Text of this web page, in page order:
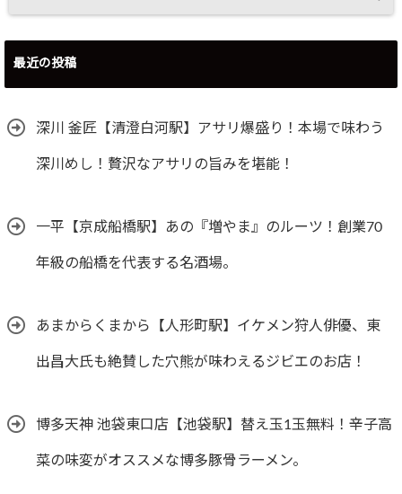
最近の投稿
深川 釜匠【清澄白河駅】アサリ爆盛り！本場で味わう
深川めし！贅沢なアサリの旨みを堪能！
一平【京成船橋駅】あの『増やま』のルーツ！創業70
年級の船橋を代表する名酒場。
あまからくまから【人形町駅】イケメン狩人俳優、東
出昌大氏も絶賛した穴熊が味わえるジビエのお店！
博多天神 池袋東口店【池袋駅】替え玉1玉無料！辛子高
菜の味変がオススメな博多豚骨ラーメン。